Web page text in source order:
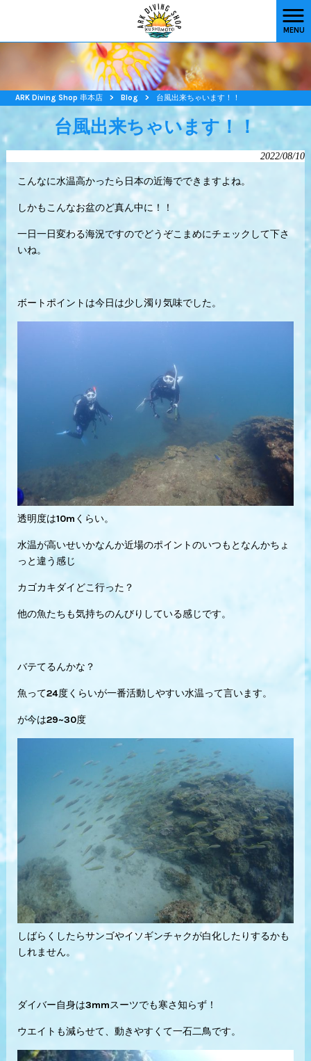
MENU
ARK Diving Shop 串本店 > Blog > 台風出来ちゃいます！！
台風出来ちゃいます！！
2022/08/10
こんなに水温高かったら日本の近海でできますよね。
しかもこんなお盆のど真ん中に！！
一日一日変わる海況ですのでどうぞこまめにチェックして下さ
いね。
ボートポイントは今日は少し濁り気味でした。
透明度は10mくらい。
水温が高いせいかなんか近場のポイントのいつもとなんかちょ
っと違う感じ
カゴカキダイどこ行った？
他の魚たちも気持ちのんびりしている感じです。
バテてるんかな？
魚って24度くらいが一番活動しやすい水温って言います。
が今は29~30度
しばらくしたらサンゴやイソギンチャクが白化したりするかも
しれません。
ダイバー自身は3mmスーツでも寒さ知らず！
ウエイトも減らせて、動きやすくて一石二鳥です。